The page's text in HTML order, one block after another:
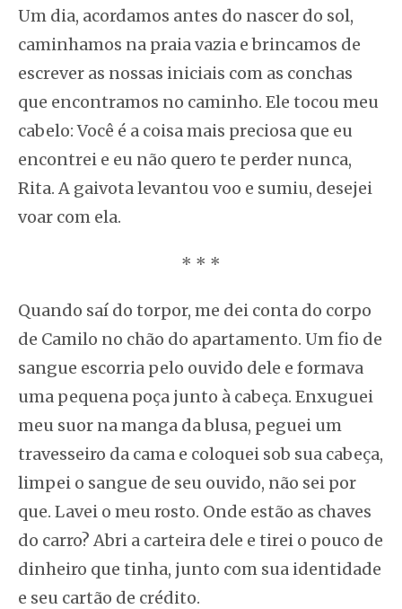
Um dia, acordamos antes do nascer do sol,
caminhamos na praia vazia e brincamos de
escrever as nossas iniciais com as conchas
que encontramos no caminho. Ele tocou meu
cabelo: Você é a coisa mais preciosa que eu
encontrei e eu não quero te perder nunca,
Rita. A gaivota levantou voo e sumiu, desejei
voar com ela.
* * *
Quando saí do torpor, me dei conta do corpo
de Camilo no chão do apartamento. Um fio de
sangue escorria pelo ouvido dele e formava
uma pequena poça junto à cabeça. Enxuguei
meu suor na manga da blusa, peguei um
travesseiro da cama e coloquei sob sua cabeça,
limpei o sangue de seu ouvido, não sei por
que. Lavei o meu rosto. Onde estão as chaves
do carro? Abri a carteira dele e tirei o pouco de
dinheiro que tinha, junto com sua identidade
e seu cartão de crédito.